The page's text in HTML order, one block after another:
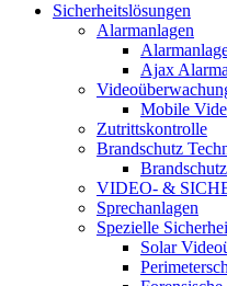
Sicherheitslösungen
Alarmanlagen
Ajax
Mobile
Zutrittskontrolle
Brandschutz
VIDEO- &
Sprechanlagen
Spezielle
Solar